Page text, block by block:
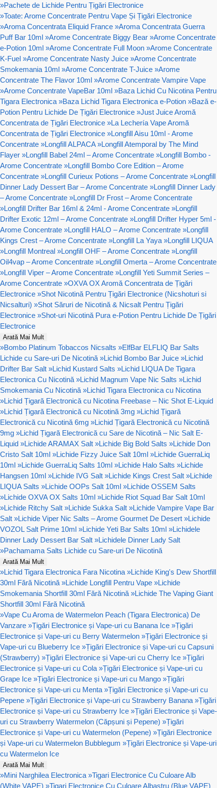
»Pachete de Lichide Pentru Țigări Electronice
»Toate: Arome Concentrate Pentru Vape Și Țigări Electronice
»Aroma Concentrata Eliquid France »Aroma Concentrata Guerra
Puff Bar 10ml »Arome Concentrate Biggy Bear »Arome Concentrate
e-Potion 10ml »Arome Concentrate Full Moon »Arome Concentrate
K-Fuel »Arome Concentrate Nasty Juice »Arome Concentrate
Smokemania 10ml »Arome Concentrate T-Juice »Arome
Concentrate The Flavor 10ml »Arome Concentrate Vampire Vape
»Arome Concentrate VapeBar 10ml »Baza Lichid Cu Nicotina Pentru
Tigara Electronica »Baza Lichid Tigara Electronica e-Potion »Bază e-
Potion Pentru Lichide De Țigări Electronice »Just Juice Aromă
Concentrata de Țigări Electronice »La Lechería Vape Aromă
Concentrata de Țigări Electronice »Longfill Aisu 10ml - Arome
Concentrate »Longfill ALPACA »Longfill Atemporal by The Mind
Flayer »Longfill Babel 24ml – Arome Concentrate »Longfill Bombo -
Arome Concentrate »Longfill Bombo Core Edition – Arome
Concentrate »Longfill Curieux Potions – Arome Concentrate »Longfill
Dinner Lady Dessert Bar – Arome Concentrate »Longfill Dinner Lady
– Arome Concentrate »Longfill Dr Frost – Arome Concentrate
»Longfill Drifter Bar 16ml & 24ml - Arome Concentrate »Longfill
Drifter Exotic 12ml – Arome Concentrate »Longfill Drifter Hyper 5ml -
Arome Concentrate »Longfill HALO – Arome Concentrate »Longfill
Kings Crest – Arome Concentrate »Longfill La Yaya »Longfill LIQUA
»Longfill Montreal »Longfill OHF – Arome Concentrate »Longfill
Oil4vap – Arome Concentrate »Longfill Omerta – Arome Concentrate
»Longfill Viper – Arome Concentrate »Longfill Yeti Summit Series –
Arome Concentrate »OXVA OX Aromă Concentrata de Țigări
Electronice »Shot Nicotină Pentru Țigări Electronice (Nicshoturi si
Nicsalturi) »Shot Săruri de Nicotină & Nicsalt Pentru Țigări
Electronice »Shot-uri Nicotină Pura e-Potion Pentru Lichide De Țigări
Electronice
Arată Mai Mult
»Bombo Platinum Tobaccos Nicsalts »ElfBar ELFLIQ Bar Salts
Lichide cu Sare-uri De Nicotină »Lichid Bombo Bar Juice »Lichid
Drifter Bar Salt »Lichid Kustard Salts »Lichid LIQUA De Tigara
Electronica Cu Nicotină »Lichid Magnum Vape Nic Salts »Lichid
Smokemania Cu Nicotină »Lichid Tigara Electronica cu Nicotina
»Lichid Țigară Electronică cu Nicotina Freebase – Nic Shot E-Liquid
»Lichid Țigară Electronică cu Nicotină 3mg »Lichid Țigară
Electronică cu Nicotină 6mg »Lichid Țigară Electronică cu Nicotină
9mg »Lichid Țigară Electronică cu Sare de Nicotină – Nic Salt E-
Liquid »Lichide ARAMAX Salt »Lichide Big Bold Salts »Lichide Don
Cristo Salt 10ml »Lichide Fizzy Juice Salt 10ml »Lichide GuerraLiq
10ml »Lichide GuerraLiq Salts 10ml »Lichide Halo Salts »Lichide
Hangsen 10ml »Lichide IVG Salt »Lichide Kings Crest Salt »Lichide
LIQUA Salts »Lichide OOPs Salt 10ml »Lichide OSSEM Salts
»Lichide OXVA OX Salts 10ml »Lichide Riot Squad Bar Salt 10ml
»Lichide Ritchy Salt »Lichide Sukka Salt »Lichide Vampire Vape Bar
Salt »Lichide Viper Nic Salts – Arome Gourmet De Desert »Lichide
VOZOL Salt Prime 10ml »Lichide Yeti Bar Salts 10ml »Lichidele
Dinner Lady Dessert Bar Salt »Lichidele Dinner Lady Salt
»Pachamama Salts Lichide cu Sare-uri De Nicotină
Arată Mai Mult
»Lichid Tigara Electronica Fara Nicotina »Lichide King's Dew Shortfill
30ml Fără Nicotină »Lichide Longfill Pentru Vape »Lichide
Smokemania Shortfill 30ml Fără Nicotină »Lichide The Vaping Giant
Shortfill 30ml Fără Nicotină
»Vape Cu Aroma de Watermelon Peach (Tigara Electronica) De
Vanzare »Țigări Electronice și Vape-uri cu Banana Ice »Țigări
Electronice și Vape-uri cu Berry Watermelon »Țigări Electronice și
Vape-uri cu Blueberry Ice »Țigări Electronice și Vape-uri cu Capsuni
(Strawberry) »Țigări Electronice și Vape-uri cu Cherry Ice »Țigări
Electronice și Vape-uri cu Cola »Țigări Electronice și Vape-uri cu
Grape Ice »Țigări Electronice și Vape-uri cu Mango »Țigări
Electronice și Vape-uri cu Menta »Țigări Electronice și Vape-uri cu
Pepene »Țigări Electronice și Vape-uri cu Strawberry Banana »Țigări
Electronice și Vape-uri cu Strawberry Ice »Țigări Electronice și Vape-
uri cu Strawberry Watermelon (Căpșuni și Pepene) »Țigări
Electronice și Vape-uri cu Watermelon (Pepene) »Țigări Electronice
și Vape-uri cu Watermelon Bubblegum »Țigări Electronice și Vape-uri
cu Watermelon Ice
Arată Mai Mult
»Mini Narghilea Electronica »Tigari Electronice Cu Culoare Alb
(White VAPE) »Tigari Electronice Cu Culoare Albastru (Blue VAPE)